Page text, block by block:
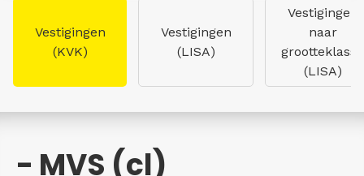
Vestigingen
(KVK)
Vestigingen
(LISA)
Vestigingen
naar
grootteklasse
(LISA)
- MVS (cl)